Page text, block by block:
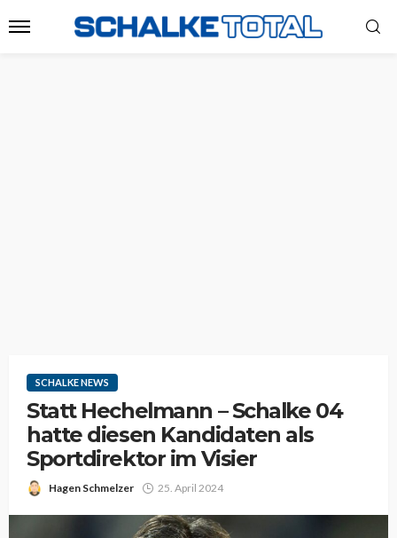
SCHALKE NEWS
Statt Hechelmann – Schalke 04
hatte diesen Kandidaten als
Sportdirektor im Visier
Hagen Schmelzer 25. April 2024